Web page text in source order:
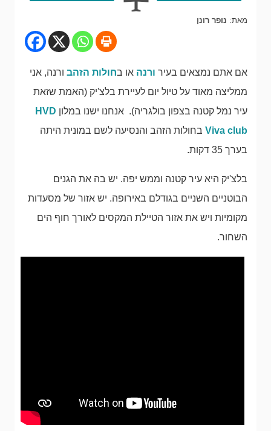
מאת: נופר רונן
אם אתם נמצאים בעיר ורנה או בחולות הזהב ורנה, אני
ממליצה מאוד על טיול יום לעיירת בלצ'יק (האמת שזאת
עיר נמל קטנה בצפון בולגריה). אנחנו ישנו במלון HVD
Viva club בחולות הזהב והנסיעה לשם במונית היתה
בערך 35 דקות.
בלצ'יק היא עיר קטנה וממש יפה. יש בה את הגנים
הבוטניים השניים בגודלם באירופה. יש אזור של מסעדות
מקומיות ויש את אזור הטיילת המקסים לאורך חוף הים
השחור.